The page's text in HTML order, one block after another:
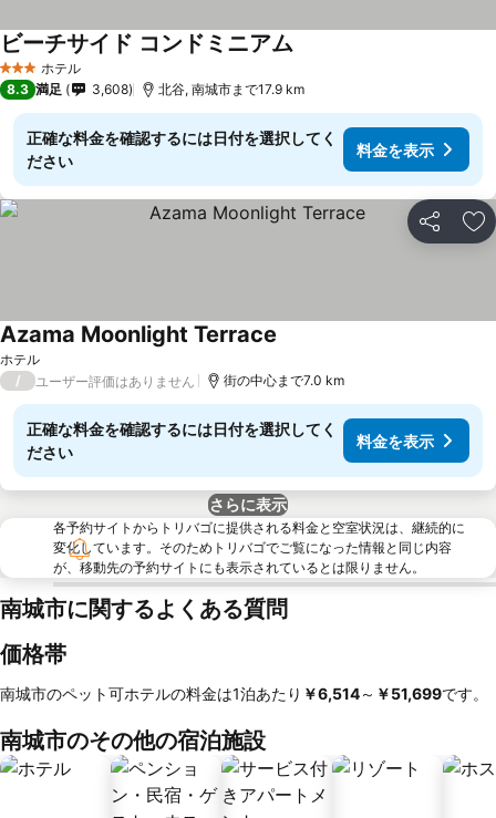
3 ホテルのランク
ホテル
ビーチサイド コンドミニアム料金を表示
8.3 満足 3,608 北谷, 南城市まで17.9 km
正確な料金を確認するには日付を選択してく
ださい
料金を表示
シェア お
ホテル
Azama Moonlight Terrace
/ ユーザー評価はありません 街の中心まで7.0 km
正確な料金を確認するには日付を選択してく
ださい
料金を表示
さらに表示
各予約サイトからトリバゴに提供される料金と空室状況は、継続的に
変化しています。そのためトリバゴでご覧になった情報と同じ内容
が、移動先の予約サイトにも表示されているとは限りません。
南城市に関するよくある質問
価格帯
南城市のペット可ホテルの料金は1泊あたり ‎￥6,514～ ‎￥51,699です。
南城市のその他の宿泊施設